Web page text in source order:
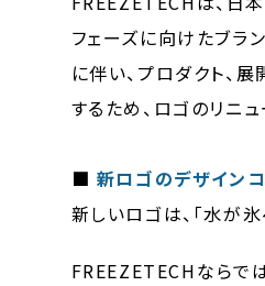
フェーズに向けたブラ
に伴い、プロダクト、
するため、ロゴのリニ
■ 新ロゴのデザイン
新しいロゴは、「水が
FREEZETECHならで